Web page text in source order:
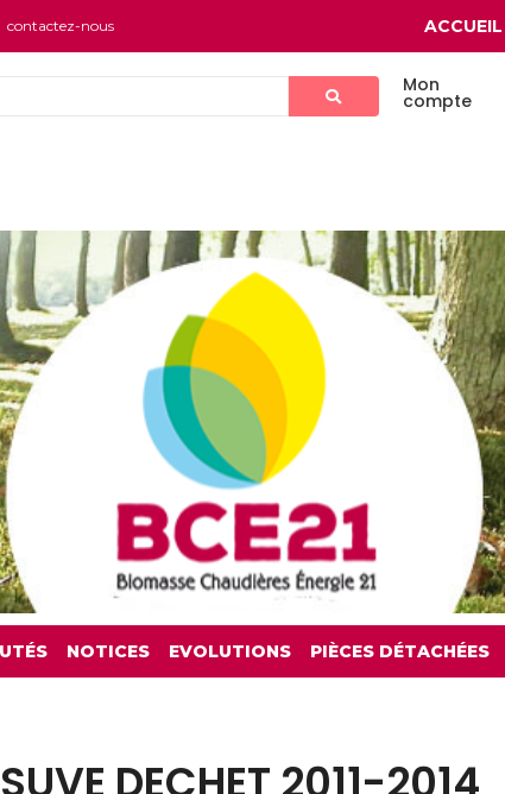
contactez-nous ACCUEIL
Mon
compte
NOTICES EVOLUTIONS PIÈCES DÉTACHÉES